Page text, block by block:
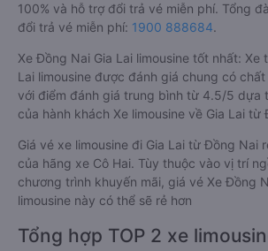
100% và hỗ trợ đổi trả vé miễn phí. Tổng
đổi trả vé miễn phí: 1900 888684.
Xe Đồng Nai Gia Lai limousine tốt nhất: Xe
Lai limousine được đánh giá chung có
với điểm đánh giá trung bình từ 4.5/5 dựa
của hành khách Xe limousine về Gia Lai từ
Giá vé xe limousine đi Gia Lai từ Đồng Nai
của hãng xe Cô Hai. Tùy thuộc vào vị trí
chương trình khuyến mãi, giá vé Xe Đồng
limousine này có thể sẽ rẻ hơn
Tổng hợp TOP 2 xe